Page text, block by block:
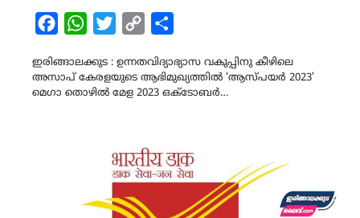
FacebookWhatsAppTwitterCopy
ഇരിങ്ങാലക്കുട : ഉന്നതവിദ്യാഭ്യാസ വകുപ്പിനു കീഴിലെ
അസാപ് കേരളയുടെ ആഭിമുഖ്യത്തിൽ ‘ആസ്‍പയർ 2023’
മെഗാ തൊഴിൽ മേള 2023 ഒക്ടോബർ…